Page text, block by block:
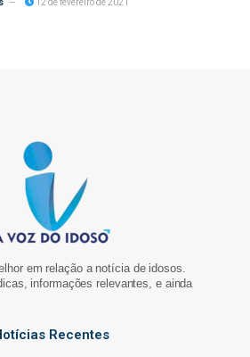
12 de fevereiro de 2021
em relação a notícia de idosos.
informações relevantes, e ainda
Recentes